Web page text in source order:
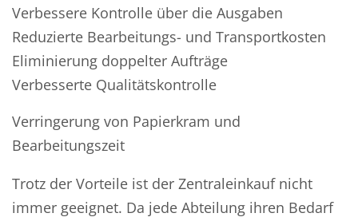
Verbessere Kontrolle über die Ausgaben
Reduzierte Bearbeitungs- und Transportkosten
Eliminierung doppelter Aufträge
Verbesserte Qualitätskontrolle
Verringerung von Papierkram und
Bearbeitungszeit
Trotz der Vorteile ist der Zentraleinkauf nicht
immer geeignet. Da jede Abteilung ihren Bedarf